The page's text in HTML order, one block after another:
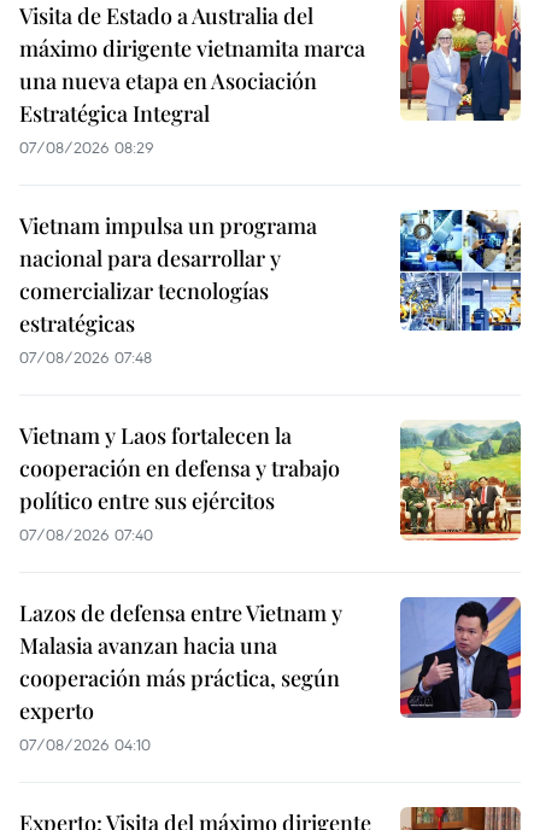
Visita de Estado a Australia del
máximo dirigente vietnamita marca
una nueva etapa en Asociación
Estratégica Integral
07/08/2026 08:29
Vietnam impulsa un programa
nacional para desarrollar y
comercializar tecnologías
estratégicas
07/08/2026 07:48
Vietnam y Laos fortalecen la
cooperación en defensa y trabajo
político entre sus ejércitos
07/08/2026 07:40
Lazos de defensa entre Vietnam y
Malasia avanzan hacia una
cooperación más práctica, según
experto
07/08/2026 04:10
Experto: Visita del máximo dirigente